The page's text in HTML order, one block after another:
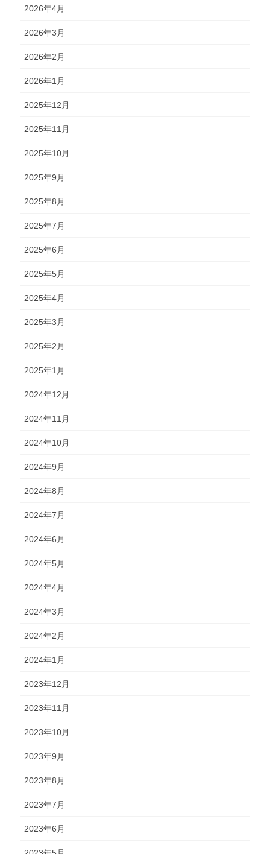
2026年4月
2026年3月
2026年2月
2026年1月
2025年12月
2025年11月
2025年10月
2025年9月
2025年8月
2025年7月
2025年6月
2025年5月
2025年4月
2025年3月
2025年2月
2025年1月
2024年12月
2024年11月
2024年10月
2024年9月
2024年8月
2024年7月
2024年6月
2024年5月
2024年4月
2024年3月
2024年2月
2024年1月
2023年12月
2023年11月
2023年10月
2023年9月
2023年8月
2023年7月
2023年6月